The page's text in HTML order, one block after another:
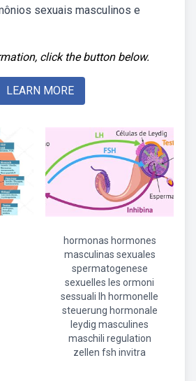
sexuais masculinos e
click the button below.
LEARN MORE
hormonas hormones
masculinas sexuales
spermatogenese
sexuelles les ormoni
sessuali lh hormonelle
steuerung hormonale
leydig masculines
maschili regulation
zellen fsh invitra